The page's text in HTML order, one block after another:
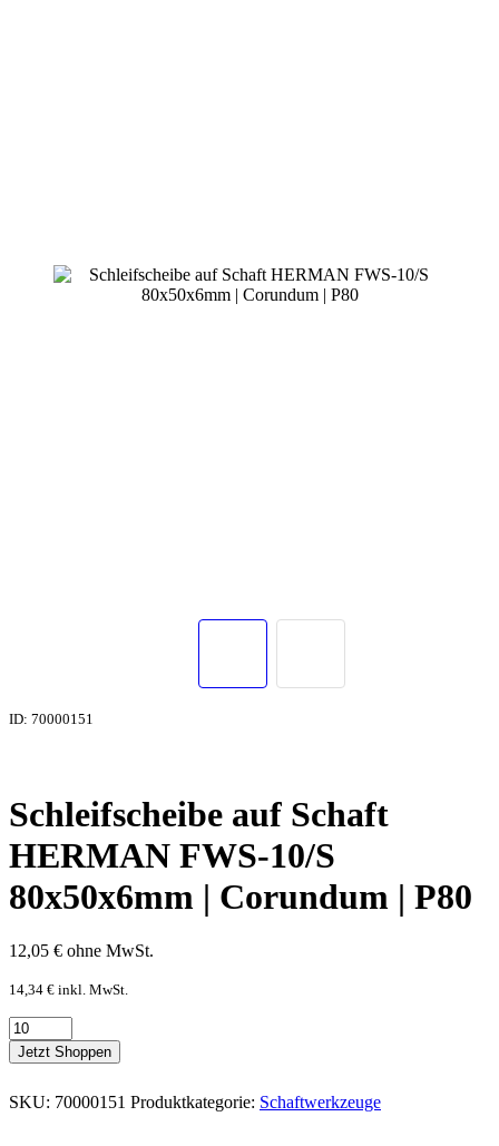
ID: 70000151
Schleifscheibe auf Schaft
HERMAN FWS-10/S
80x50x6mm | Corundum | P80
12,05 € ohne MwSt.
14,34 € inkl. MwSt.
Jetzt Shoppen
SKU: 70000151 Produktkategorie: Schaftwerkzeuge